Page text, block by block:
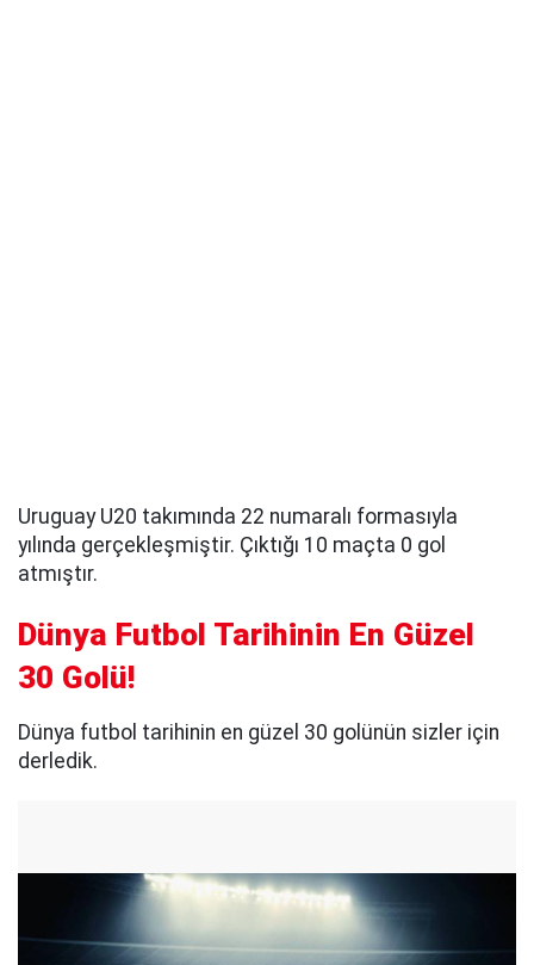
Uruguay U20 takımında 22 numaralı formasıyla
yılında gerçekleşmiştir. Çıktığı 10 maçta 0 gol
atmıştır.
Dünya Futbol Tarihinin En Güzel
30 Golü!
Dünya futbol tarihinin en güzel 30 golünün sizler için
derledik.